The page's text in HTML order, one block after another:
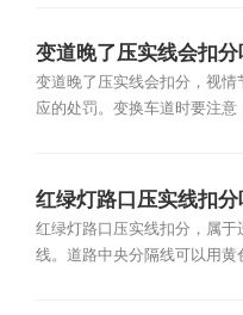
变道晚了压实线会扣分
变道晚了压实线会扣分，视情
应的处罚。变换车道时要注意
红绿灯路口压实线扣分
红绿灯路口压实线扣分，属于
线。道路中央分隔线可以用黄